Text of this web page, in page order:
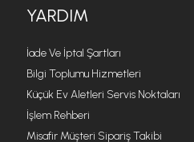
YARDIM
İade Ve İptal Şartları
Bilgi Toplumu Hizmetleri
Küçük Ev Aletleri Servis Noktaları
İşlem Rehberi
Misafir Müşteri Sipariş Takibi